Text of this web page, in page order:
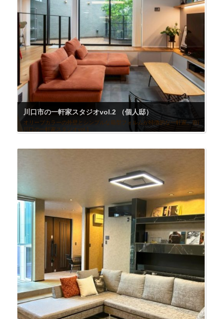
川口市の一軒家スタジオvol.2 （個人邸）
オリーブカラーの外壁とシンプルな箱型フォルムが特徴的な一軒家。前面に
川口の一軒家スタジオvol.1
（車20分）